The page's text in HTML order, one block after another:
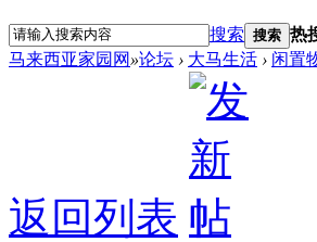
搜索 搜索 热
马来西亚家园网 »论坛 › 大马生活 › 闲置
返回列表